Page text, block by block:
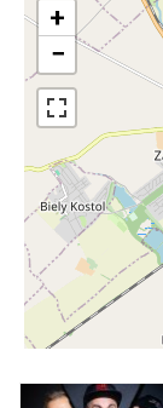
+
−